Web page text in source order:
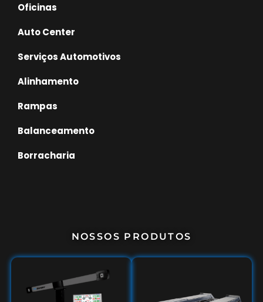
Oficinas
Auto Center
Serviços Automotivos
Alinhamento
Rampas
Balanceamento
Borracharia
NOSSOS PRODUTOS